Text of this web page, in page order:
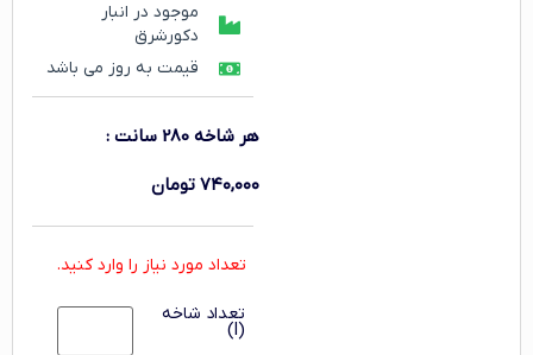
موجود در انبار
دکورشرق
قیمت به روز می باشد
هر شاخه 280 سانت :
۷۴۰,۰۰۰ تومان
تعداد مورد نیاز را وارد کنید.
تعداد شاخه
(l)